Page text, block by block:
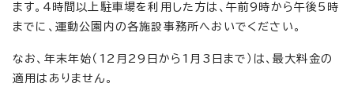
ます。4時間以上駐車場を利用した方は、午前9時から午後5時
までに、運動公園内の各施設事務所へおいでください。
なお、年末年始（12月29日から1月3日まで）は、最大料金の
適用はありません。